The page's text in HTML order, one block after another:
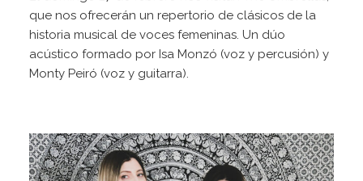
que nos ofrecerán un repertorio de clásicos de la
historia musical de voces femeninas. Un dúo
acústico formado por Isa Monzó (voz y percusión) y
Monty Peiró (voz y guitarra).